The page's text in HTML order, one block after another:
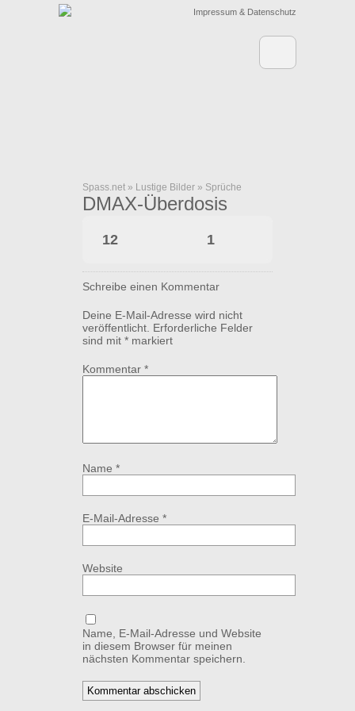
Impressum & Datenschutz
Spass.net » Lustige Bilder » Sprüche
DMAX-Überdosis
12 1
Schreibe einen Kommentar
Deine E-Mail-Adresse wird nicht
veröffentlicht. Erforderliche Felder
sind mit * markiert
Kommentar *
Name *
E-Mail-Adresse *
Website
Name, E-Mail-Adresse und Website
in diesem Browser für meinen
nächsten Kommentar speichern.